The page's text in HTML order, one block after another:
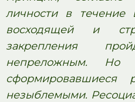
личности в
восходящей и
закрепления
непреложным. Но
сформировавшиеся
незыблемыми.